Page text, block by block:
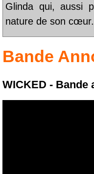
Glinda qui, aussi
nature de son cœur.
Bande
WICKED - Bande